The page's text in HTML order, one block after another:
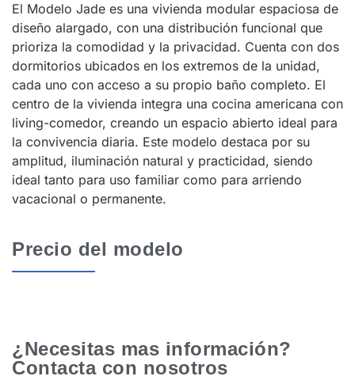
El Modelo Jade es una vivienda modular espaciosa de
diseño alargado, con una distribución funcional que
prioriza la comodidad y la privacidad. Cuenta con dos
dormitorios ubicados en los extremos de la unidad,
cada uno con acceso a su propio baño completo. El
centro de la vivienda integra una cocina americana con
living-comedor, creando un espacio abierto ideal para
la convivencia diaria. Este modelo destaca por su
amplitud, iluminación natural y practicidad, siendo
ideal tanto para uso familiar como para arriendo
vacacional o permanente.
Precio del modelo
¿Necesitas mas información?
Contacta con nosotros